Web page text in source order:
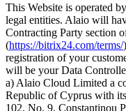
This Website is operated
legal entities. Alaio will
Contracting Party section
(https://bitrix24.com/terms/
registration of your
will be your Data
a) Alaio Cloud Limited a
Republic of Cyprus with
102, No. 9, Constantinou